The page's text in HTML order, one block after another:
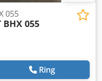
055
BHX 055
Ring